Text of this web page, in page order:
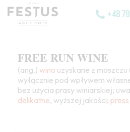
+48
FREE RUN WINE
(ang.) wino uzyskane z
wyłącznie pod wpływem
bez użycia prasy winiarskiej;
delikatne, wyższej jakości;